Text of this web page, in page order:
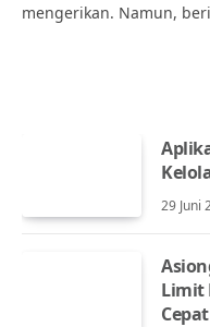
mengerikan. Namun,
29 Juni
Limit